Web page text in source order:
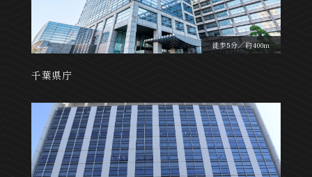
徒歩5分／約400m
千葉県庁